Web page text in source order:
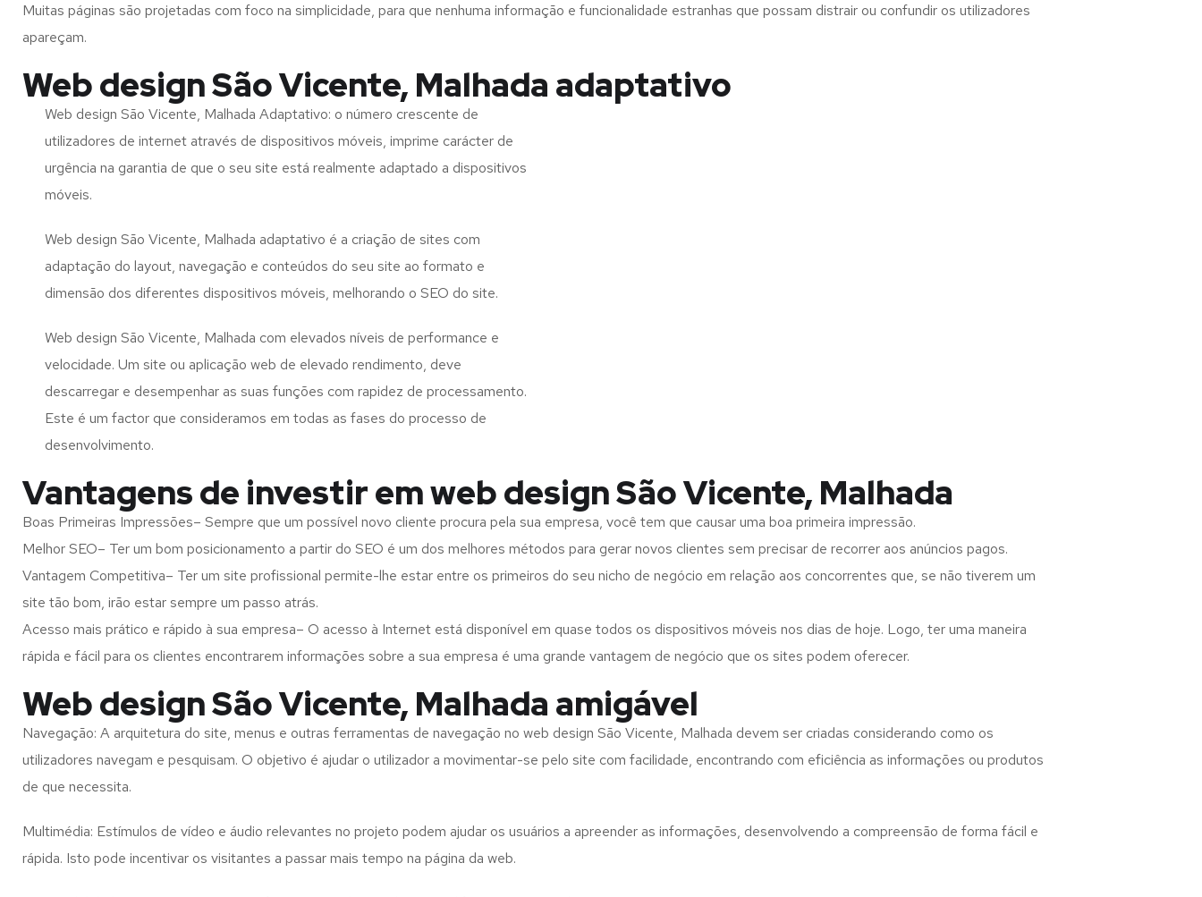
Muitas páginas são projetadas com foco na simplicidade, para que nenhuma informação e funcionalidade estranhas que possam distrair ou confundir os utilizadores
apareçam.
Web design São Vicente, Malhada adaptativo
Web design São Vicente, Malhada Adaptativo: o número crescente de
utilizadores de internet através de dispositivos móveis, imprime carácter de
urgência na garantia de que o seu site está realmente adaptado a dispositivos
móveis.
Web design São Vicente, Malhada adaptativo é a criação de sites com
adaptação do layout, navegação e conteúdos do seu site ao formato e
dimensão dos diferentes dispositivos móveis, melhorando o SEO do site.
Web design São Vicente, Malhada com elevados níveis de performance e
velocidade. Um site ou aplicação web de elevado rendimento, deve
descarregar e desempenhar as suas funções com rapidez de processamento.
Este é um factor que consideramos em todas as fases do processo de
desenvolvimento.
Vantagens de investir em web design São Vicente, Malhada
Boas Primeiras Impressões– Sempre que um possível novo cliente procura pela sua empresa, você tem que causar uma boa primeira impressão.
Melhor SEO– Ter um bom posicionamento a partir do SEO é um dos melhores métodos para gerar novos clientes sem precisar de recorrer aos anúncios pagos.
Vantagem Competitiva– Ter um site profissional permite-lhe estar entre os primeiros do seu nicho de negócio em relação aos concorrentes que, se não tiverem um
site tão bom, irão estar sempre um passo atrás.
Acesso mais prático e rápido à sua empresa– O acesso à Internet está disponível em quase todos os dispositivos móveis nos dias de hoje. Logo, ter uma maneira
rápida e fácil para os clientes encontrarem informações sobre a sua empresa é uma grande vantagem de negócio que os sites podem oferecer.
Web design São Vicente, Malhada amigável
Navegação: A arquitetura do site, menus e outras ferramentas de navegação no web design São Vicente, Malhada devem ser criadas considerando como os
utilizadores navegam e pesquisam. O objetivo é ajudar o utilizador a movimentar-se pelo site com facilidade, encontrando com eficiência as informações ou produtos
de que necessita.
Multimédia: Estímulos de vídeo e áudio relevantes no projeto podem ajudar os usuários a apreender as informações, desenvolvendo a compreensão de forma fácil e
rápida. Isto pode incentivar os visitantes a passar mais tempo na página da web.